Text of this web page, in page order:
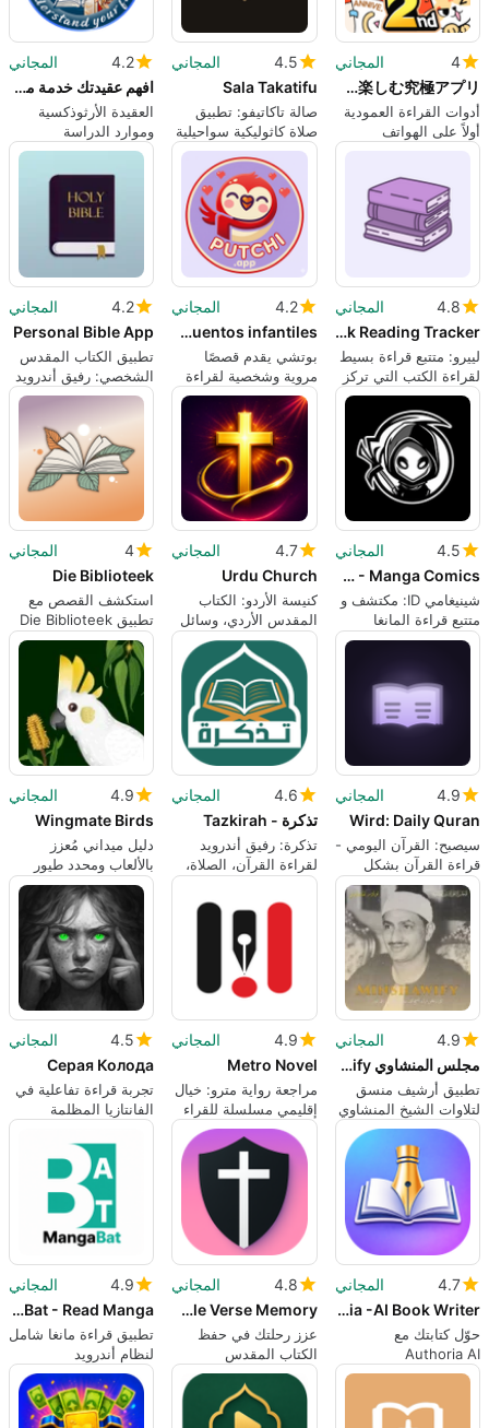
4
المجاني
ネオページ - Web小説を楽しむ究極アプリ
أدوات القراءة العمودية
أولاً على الهواتف
المحمولة للمؤلفين
الإلكترونية
4.5
المجاني
Sala Takatifu
صالة تاكاتيفو: تطبيق
صلاة كاثوليكية سواحيلية
للعبادة دون اتصال
بالإنترنت
4.2
المجاني
افهم عقيدتك خدمة مسيحية
العقيدة الأرثوذكسية
وموارد الدراسة
للمتعلمين الناطقين
بالعربية
4.8
المجاني
Leero: Book Reading Tracker
لييرو: متتبع قراءة بسيط
لقراءة الكتب التي تركز
على العادات
4.2
المجاني
Putchi: Cuentos infantiles
بوتشي يقدم قصصًا
مروية وشخصية لقراءة
العائلة
4.2
المجاني
Personal Bible App
تطبيق الكتاب المقدس
الشخصي: رفيق أندرويد
مركز للدراسة الخاصة
4.5
المجاني
Shinigami ID - Manga Comics
شينيغامي ID: مكتشف و
متتبع قراءة المانغا
لأندرويد
4.7
المجاني
Urdu Church
كنيسة الأردو: الكتاب
المقدس الأردي، وسائل
العبادة وأدوات الخدمة
4
المجاني
Die Biblioteek
استكشف القصص مع
تطبيق Die Biblioteek
4.9
المجاني
Wird: Daily Quran
سيصبح: القرآن اليومي -
قراءة القرآن بشكل
بسيط، قراءة القرآن
دون اتصال لتكوين
العادات
4.6
المجاني
تذكرة - Tazkirah
تذكرة: رفيق أندرويد
لقراءة القرآن، الصلاة،
والأذكار
4.9
المجاني
Wingmate Birds
دليل ميداني مُعزز
بالألعاب ومحدد طيور
بالذكاء الاصطناعي
لأستراليا ونيوزيلندا
4.9
المجاني
مجلس المنشاوي minshawify
تطبيق أرشيف منسق
لتلاوات الشيخ المنشاوي
4.9
المجاني
Metro Novel
مراجعة رواية مترو: خيال
إقليمي مسلسلة للقراء
المتنقلين
4.5
المجاني
Серая Колода
تجربة قراءة تفاعلية في
الفانتازيا المظلمة
4.7
المجاني
Authoria -AI Book Writer
حوّل كتابتك مع
Authoria AI
4.8
المجاني
Versana AI- Bible Verse Memory
عزز رحلتك في حفظ
الكتاب المقدس
4.9
المجاني
MangaBat - Read Manga
تطبيق قراءة مانغا شامل
لنظام أندرويد